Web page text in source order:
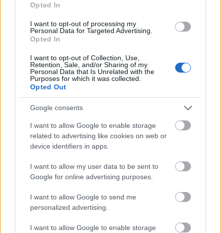
Opted In
I want to opt-out of processing my
Personal Data for Targeted Advertising.
Opted In
I want to opt-out of Collection, Use,
Retention, Sale, and/or Sharing of my
Personal Data that Is Unrelated with the
Purposes for which it was collected.
Opted Out
Google consents
I want to allow Google to enable storage
related to advertising like cookies on web or
device identifiers in apps.
I want to allow my user data to be sent to
Google for online advertising purposes.
I want to allow Google to send me
personalized advertising.
I want to allow Google to enable storage
2024. március 12.
Még néhány kulisszatitok a People Are People
stúdiómunkálatairól: Alan Wilder az Electronic
Soundmaker & Computer Music magazin 1984.
áprilisi számában nyilatkozott: "Amikor ilyen
kislemezt készítünk [People Are People], inkább a
rádióhoz keverjük, mint a hi-fihez. Danny [Miller]…